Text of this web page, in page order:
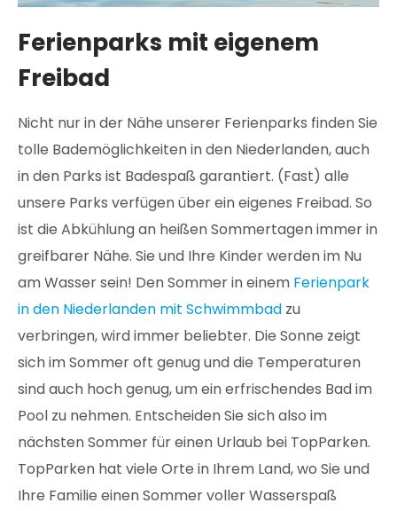
Ferienparks mit eigenem
Freibad
Nicht nur in der Nähe unserer Ferienparks finden Sie
tolle Bademöglichkeiten in den Niederlanden, auch
in den Parks ist Badespaß garantiert. (Fast) alle
unsere Parks verfügen über ein eigenes Freibad. So
ist die Abkühlung an heißen Sommertagen immer in
greifbarer Nähe. Sie und Ihre Kinder werden im Nu
am Wasser sein! Den Sommer in einem Ferienpark
in den Niederlanden mit Schwimmbad zu
verbringen, wird immer beliebter. Die Sonne zeigt
sich im Sommer oft genug und die Temperaturen
sind auch hoch genug, um ein erfrischendes Bad im
Pool zu nehmen. Entscheiden Sie sich also im
nächsten Sommer für einen Urlaub bei TopParken.
TopParken hat viele Orte in Ihrem Land, wo Sie und
Ihre Familie einen Sommer voller Wasserspaß